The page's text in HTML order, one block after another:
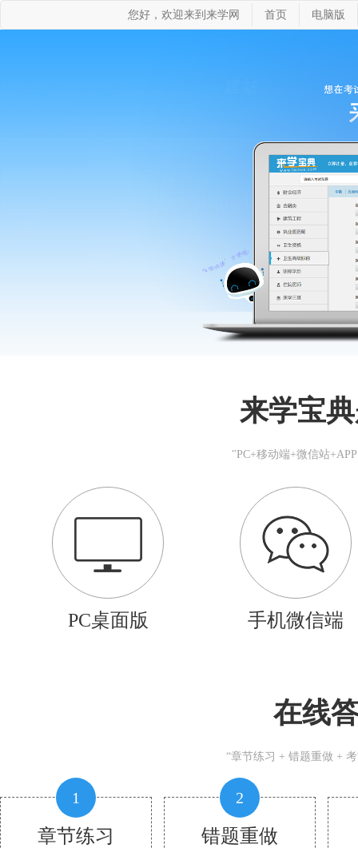
您好，欢迎来到来学网 首页 电脑版
来学宝
"PC+移动端+微信站
PC桌面版 手机微信端
在线
“章节练习 + 错题重做 +
1
章节练习
2
错题重做